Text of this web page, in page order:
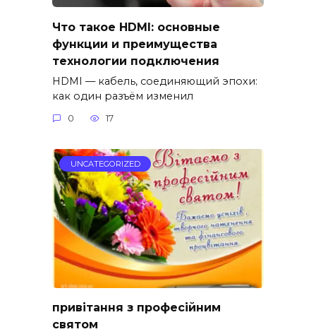
Что такое HDMI: основные
функции и преимущества
технологии подключения
HDMI — кабель, соединяющий эпохи:
как один разъём изменил
0 17
UNCATEGORIZED
привітання з професійним
святом